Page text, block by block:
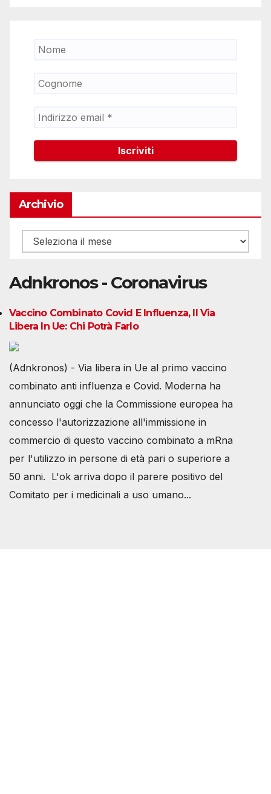
Archivio
Archivio
Adnkronos - Coronavirus
Vaccino Combinato Covid E Influenza, Il Via
Libera In Ue: Chi Potrà Farlo
(Adnkronos) - Via libera in Ue al primo vaccino
combinato anti influenza e Covid. Moderna ha
annunciato oggi che la Commissione europea ha
concesso l'autorizzazione all'immissione in
commercio di questo vaccino combinato a mRna
per l'utilizzo in persone di età pari o superiore a
50 anni. L'ok arriva dopo il parere positivo del
Comitato per i medicinali a uso umano...